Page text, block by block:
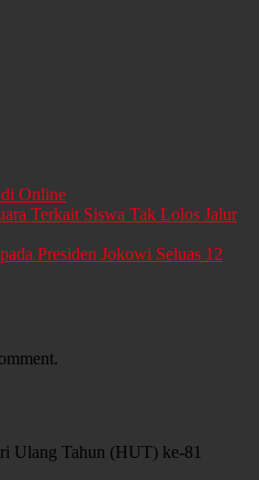
Online
Terkait Siswa Tak Lolos Jalur
Presiden Jokowi Seluas 12